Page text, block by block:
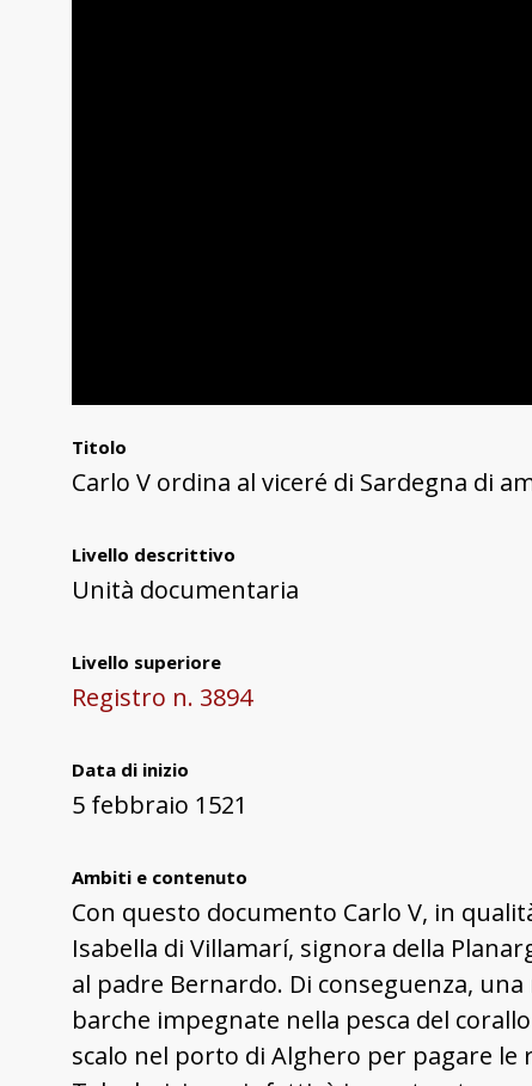
Titolo
Carlo V ordina al viceré di Sardegna di
Livello descrittivo
Unità documentaria
Livello superiore
Registro n. 3894
Data di inizio
5 febbraio 1521
Ambiti e contenuto
Con questo documento Carlo V, in
Isabella di Villamarí, signora della
al padre Bernardo. Di conseguenza,
barche impegnate nella pesca del
scalo nel porto di Alghero per pagare